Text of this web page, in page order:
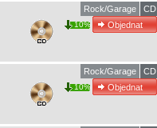
CD
Rock/Garage
10%
CD
Rock/Garage
10%